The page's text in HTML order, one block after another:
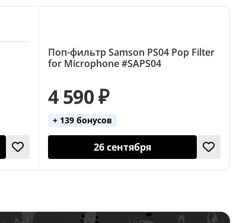
Поп-фильтр Samson PS04 Pop Filter
for Microphone #SAPS04
4 590 ₽
+ 139 бонусов
26 сентября